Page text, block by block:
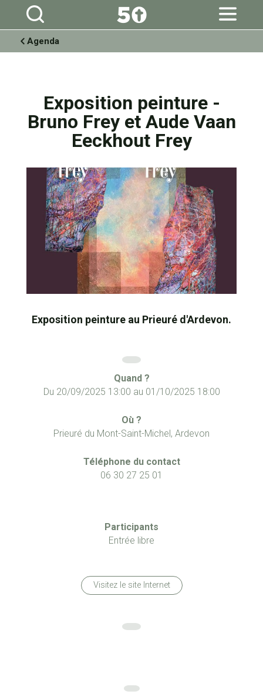
Aller
personnels
Agenda
Exposition peinture -
Bruno Frey et Aude Vaan
Eeckhout Frey
Exposition peinture au Prieuré d'Ardevon.
Quand ?
Du 20/09/2025 13:00 au 01/10/2025 18:00
Où ?
Prieuré du Mont-Saint-Michel, Ardevon
Téléphone du contact
06 30 27 25 01
Participants
Entrée libre
Visitez le site Internet